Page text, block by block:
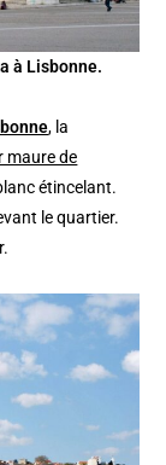
à Lisbonne.
, la
maure de
étincelant.
le quartier.